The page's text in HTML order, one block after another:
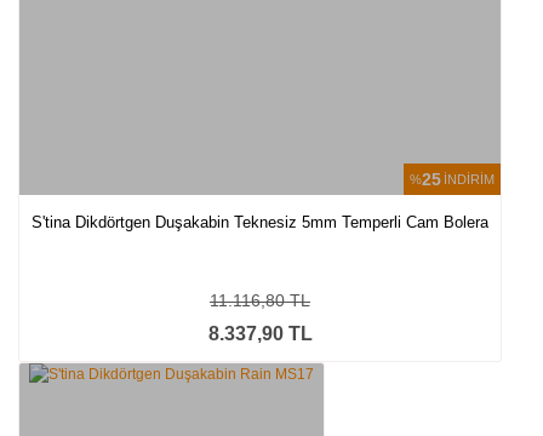
%25 İNDİRİM
S'tina Dikdörtgen Duşakabin Teknesiz 5mm Temperli Cam Bolera
8.337,90 TL
11.116,80 TL